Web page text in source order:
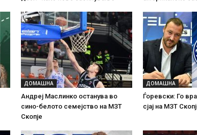
ДОМАШНА
Андреј Маслинко останува во
сино-белото семејство на МЗТ
Скопје
ДОМАШНА
Ѓоревски: Го
сјај на МЗТ